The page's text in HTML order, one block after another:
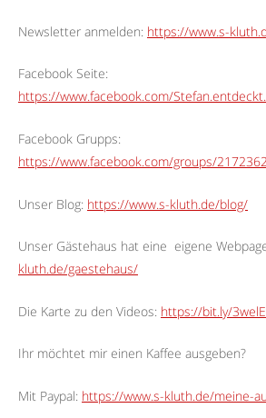
Newsletter anmelden: https://www.s-
Facebook Seite:
https://www.facebook.com/
Facebook Grupps:
https://www.facebook.com/groups/
Unser Blog: https://www.s-kluth.de/blog/
Unser Gästehaus hat eine eigene
kluth.de/gaestehaus/
Die Karte zu den Videos: https://bit.ly/
Ihr möchtet mir einen Kaffee ausgeben?
Mit Paypal: https://www.s-kluth.de/meine-